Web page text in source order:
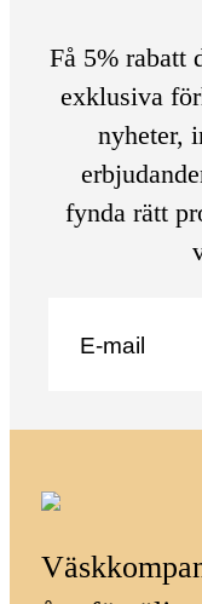
Få 5% rabatt
exklusiva
nyheter,
fynda rätt